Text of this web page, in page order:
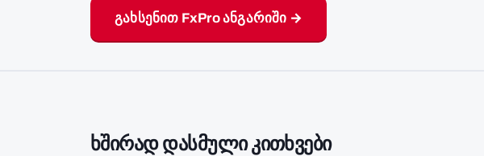
გახსენით FxPro ანგარიში →
ხშირად დასმული კითხვები